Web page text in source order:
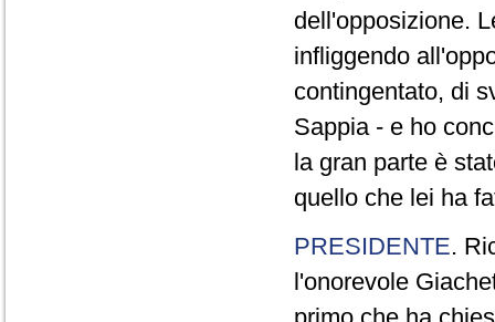
dell'opposizione.
infliggendo
contingentato, di
Sappia - e ho
la gran parte è
quello che lei ha
PRESIDENTE.
l'onorevole